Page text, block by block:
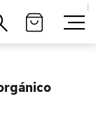
|
Cerrar